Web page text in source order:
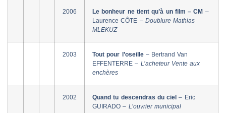
2006 Le bonheur ne tient qu’à un film – CM –
Laurence CÔTE – Doublure Mathias
MLEKUZ
2003 Tout pour l’oseille– Bertrand Van
EFFENTERRE – L’acheteur Vente aux
enchères
2002 Quand tu descendras du ciel – Eric
GUIRADO – L’ouvrier municipal